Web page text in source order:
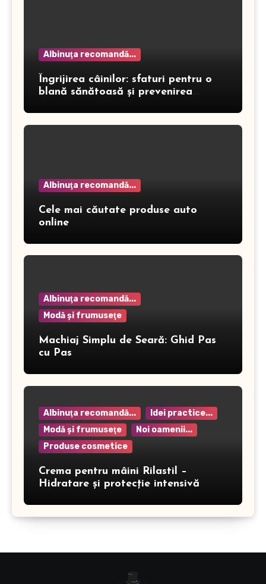
Albinuţa recomandă...
Îngrijirea câinilor: sfaturi pentru o
blană sănătoasă și prevenirea
Albinuţa recomandă...
Cele mai căutate produse auto
online
Albinuţa recomandă...
Modă şi frumuseţe
Machiaj Simplu de Seară: Ghid Pas
cu Pas
Albinuţa recomandă...
Idei practice...
Modă şi frumuseţe
Noi oamenii...
Produse cosmetice
Crema pentru mâini Rilastil –
Hidratare și protecție intensivă